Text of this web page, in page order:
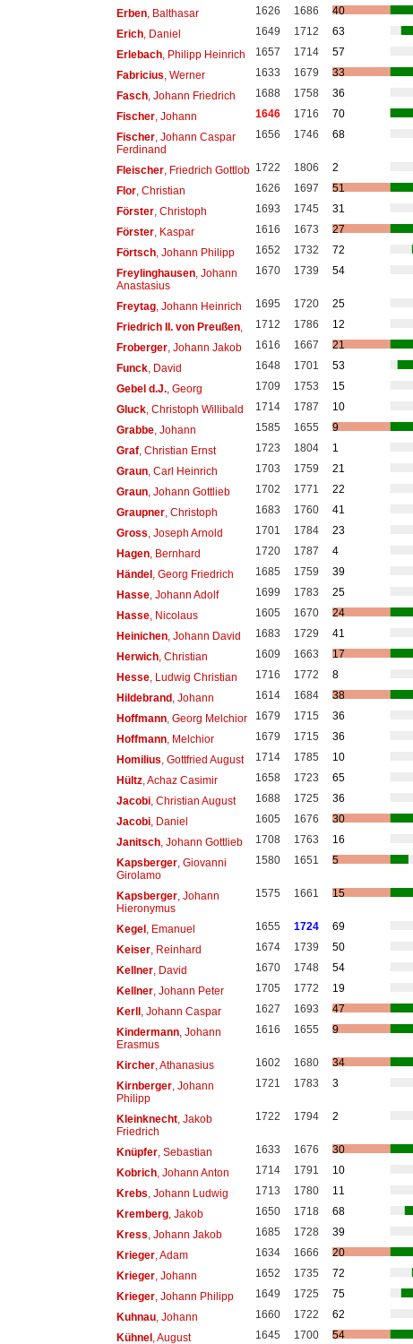
Erben, Balthasar 1626 1686
40
Erich, Daniel 1649 1712
63
Erlebach, Philipp Heinrich 1657 1714
57
Fabricius , Werner 1633 1679
33
Fasch, Johann Friedrich 1688 1758
36
Fischer, Johann 1646 1716
70
Fischer, Johann Caspar
Ferdinand
1656 1746 68
Fleischer, Friedrich Gottlob 1722 1806
2
Flor, Christian 1626 1697
51
Förster, Christoph 1693 1745
31
Förster, Kaspar 1616 1673
27
Förtsch, Johann Philipp 1652 1732
72
Freylinghausen, Johann
Anastasius
1670 1739 54
Freytag, Johann Heinrich 1695 1720
25
Friedrich II. von Preußen, 1712 1786
12
Froberger, Johann Jakob 1616 1667
21
Funck, David 1648 1701
53
Gebel d.J., Georg 1709 1753
15
Gluck, Christoph Willibald 1714 1787
10
Grabbe, Johann 1585 1655
9
Graf, Christian Ernst 1723 1804
1
Graun, Carl Heinrich 1703 1759
21
Graun, Johann Gottlieb 1702 1771
22
Graupner, Christoph 1683 1760
41
Gross , Joseph Arnold 1701 1784
23
Hagen, Bernhard 1720 1787
4
Händel, Georg Friedrich 1685 1759
39
Hasse, Johann Adolf 1699 1783
25
Hasse, Nicolaus 1605 1670
24
Heinichen, Johann David 1683 1729
41
Herwich, Christian 1609 1663
17
Hesse, Ludwig Christian 1716 1772
8
Hildebrand, Johann 1614 1684
38
Hoffmann, Georg Melchior 1679 1715
36
Hoffmann, Melchior 1679 1715
36
Homilius , Gottfried August 1714 1785
10
Hültz, Achaz Casimir 1658 1723
65
Jacobi, Christian August 1688 1725
36
Jacobi, Daniel 1605 1676
30
Janitsch, Johann Gottlieb 1708 1763
16
Kapsberger, Giovanni
Girolamo
1580 1651 5
Kapsberger, Johann
Hieronymus
1575 1661 15
Kegel, Emanuel 1655 1724
69
Keiser, Reinhard 1674 1739
50
Kellner, David 1670 1748
54
Kellner, Johann Peter 1705 1772
19
Kerll, Johann Caspar 1627 1693
47
Kindermann, Johann
Erasmus
1616 1655 9
Kircher, Athanasius 1602 1680
34
Kirnberger, Johann
Philipp
1721 1783 3
Kleinknecht, Jakob
Friedrich
1722 1794 2
Knüpfer, Sebastian 1633 1676
30
Kobrich, Johann Anton 1714 1791
10
Krebs , Johann Ludwig 1713 1780
11
Kremberg, Jakob 1650 1718
68
Kress , Johann Jakob 1685 1728
39
Krieger, Adam 1634 1666
20
Krieger, Johann 1652 1735
72
Krieger, Johann Philipp 1649 1725
75
Kuhnau, Johann 1660 1722
62
Kühnel, August 1645 1700 54